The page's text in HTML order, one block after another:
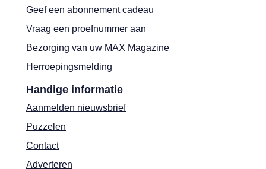
Geef een abonnement cadeau
Vraag een proefnummer aan
Bezorging van uw MAX Magazine
Herroepingsmelding
Handige informatie
Aanmelden nieuwsbrief
Puzzelen
Contact
Adverteren